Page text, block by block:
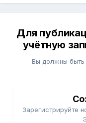
Для
учётную
Вы должны быть
Зарегистрируйте